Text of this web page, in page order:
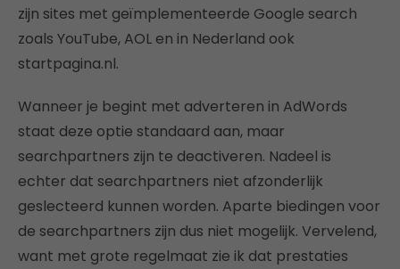
zijn sites met geïmplementeerde Google search
zoals YouTube, AOL en in Nederland ook
startpagina.nl.
Wanneer je begint met adverteren in AdWords
staat deze optie standaard aan, maar
searchpartners zijn te deactiveren. Nadeel is
echter dat searchpartners niet afzonderlijk
geslecteerd kunnen worden. Aparte biedingen voor
de searchpartners zijn dus niet mogelijk. Vervelend,
want met grote regelmaat zie ik dat prestaties